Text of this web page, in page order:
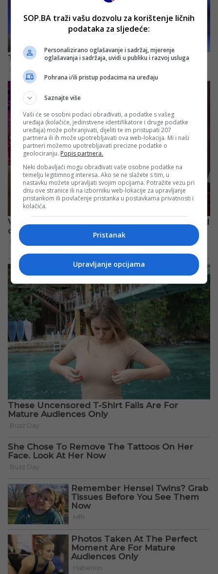
SOP.BA traži vašu dozvolu za korištenje ličnih
podataka za sljedeće:
Personalizirano oglašavanje i sadržaj, mjerenje
oglašavanja i sadržaja, uvidi u publiku i razvoj usluga
Pohrana i/ili pristup podacima na uređaju
Saznajte više
Vaši će se osobni podaci obrađivati, a podatke s vašeg
uređaja (kolačiće, jedinstvene identifikatore i druge podatke
uređaja) može pohranjivati, dijeliti te im pristupati 207
partnera ili ih može upotrebljavati ova web-lokacija. Mi i naši
partneri možemo upotrebljavati precizne podatke o
geolociranju. Popis partnera.
Neki dobavljači mogu obrađivati vaše osobne podatke na
temelju legitimnog interesa. Ako se ne slažete s tim, u
nastavku možete upravljati svojim opcijama. Potražite vezu pri
dnu ove stranice ili na izborniku web-lokacije za upravljanje
pristankom ili povlačenje pristanka u postavkama privatnosti i
kolačića.
Pristanak
Upravljanje opcijama